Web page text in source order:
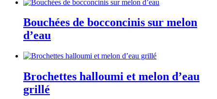
Bouchées de bocconcinis sur melon
d’eau
Brochettes halloumi et melon d’eau
grillé